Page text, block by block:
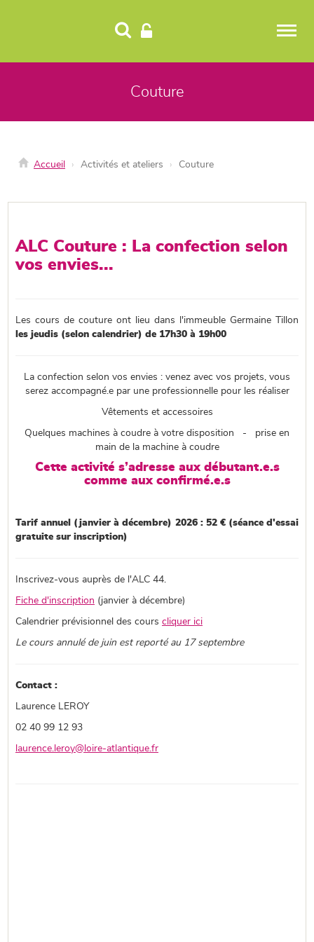
Couture
Accueil Activités et ateliers Couture
ALC Couture : La confection selon
vos envies...
Les cours de couture ont lieu dans l'immeuble Germaine Tillon
les jeudis (selon calendrier) de 17h30 à 19h00
La confection selon vos envies : venez avec vos projets, vous
serez accompagné.e par une professionnelle pour les réaliser
Vêtements et accessoires
Quelques machines à coudre à votre disposition - prise en
main de la machine à coudre
Cette activité s’adresse aux débutant.e.s
comme aux confirmé.e.s
Tarif annuel (janvier à décembre) 2026 : 52 € (séance d'essai
gratuite sur inscription)
Inscrivez-vous auprès de l'ALC 44.
Fiche d'inscription (janvier à décembre)
Calendrier prévisionnel des cours cliquer ici
Le cours annulé de juin est reporté au 17 septembre
Contact :
Laurence LEROY
02 40 99 12 93
laurence.leroy@loire-atlantique.fr